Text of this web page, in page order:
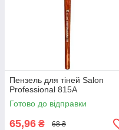
Пензель для тіней Salon
Professional 815А
Готово до відправки
65,96 ₴ 68 ₴